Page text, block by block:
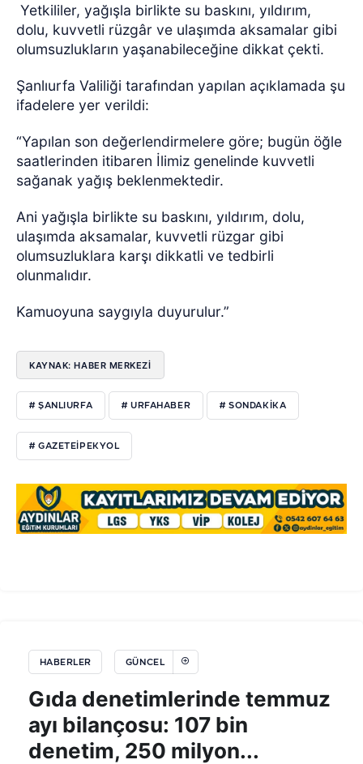
Yetkililer, yağışla birlikte su baskını, yıldırım,
dolu, kuvvetli rüzgâr ve ulaşımda aksamalar gibi
olumsuzlukların yaşanabileceğine dikkat çekti.
Şanlıurfa Valiliği tarafından yapılan açıklamada şu
ifadelere yer verildi:
“Yapılan son değerlendirmelere göre; bugün öğle
saatlerinden itibaren İlimiz genelinde kuvvetli
sağanak yağış beklenmektedir.
Ani yağışla birlikte su baskını, yıldırım, dolu,
ulaşımda aksamalar, kuvvetli rüzgar gibi
olumsuzluklara karşı dikkatli ve tedbirli
olunmalıdır.
Kamuoyuna saygıyla duyurulur.”
KAYNAK: HABER MERKEZI
# ŞANLIURFA # URFAHABER # SONDAKIKA
# GAZETEIPEKYOL
HABERLER GÜNCEL
Gıda denetimlerinde temmuz
ayı bilançosu: 107 bin
denetim, 250 milyon...